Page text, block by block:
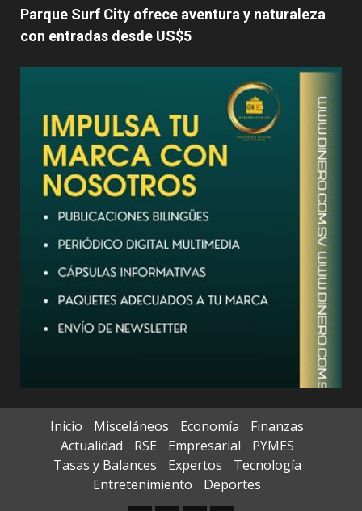
Parque Surf City ofrece aventura y naturaleza
con entradas desde US$5
Inicio Misceláneos Economía
Finanzas
Actualidad
RSE Empresarial
PYMES
Tasas y Balances
Expertos
Tecnología
Entretenimiento
Deportes